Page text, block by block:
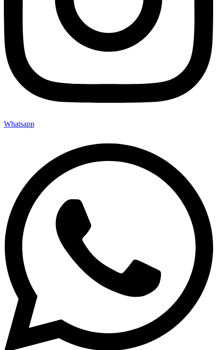
Whatsapp